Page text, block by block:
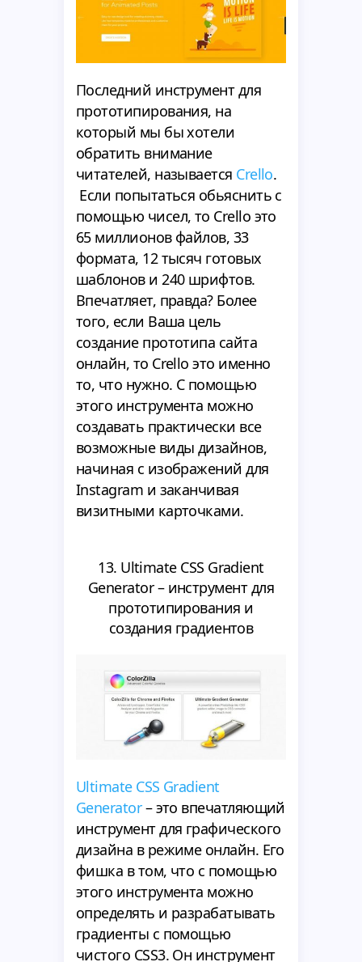
Последний инструмент для
прототипирования, на
который мы бы хотели
обратить внимание
читателей, называется Crello.
Если попытаться обьяснить с
помощью чисел, то Crello это
65 миллионов файлов, 33
формата, 12 тысяч готовых
шаблонов и 240 шрифтов.
Впечатляет, правда? Более
того, если Ваша цель
создание прототипа сайта
онлайн, то Crello это именно
то, что нужно. С помощью
этого инструмента можно
создавать практически все
возможные виды дизайнов,
начиная с изображений для
Instagram и заканчивая
визитными карточками.
13. Ultimate CSS Gradient
Generator – инструмент для
прототипирования и
создания градиентов
Ultimate CSS Gradient
Generator– это впечатляющий
инструмент для графического
дизайна в режиме онлайн. Его
фишка в том, что с помощью
этого инструмента можно
определять и разрабатывать
градиенты с помощью
чистого CSS3. Он инструмент